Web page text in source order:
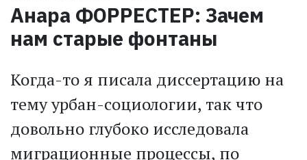
Анара ФОРРЕСТЕР: Зачем
нам старые фонтаны
Когда-то я писала диссертацию на
тему урбан-социологии, так что
довольно глубоко исследовала
миграционные процессы, по